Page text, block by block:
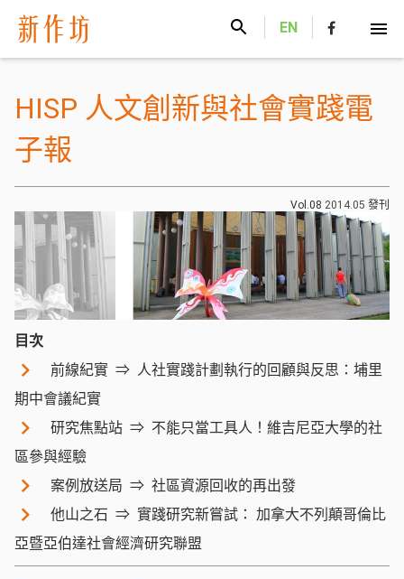
EN
HISP 人文創新與社會實踐電
子報
Vol.08 2014.05 發刊
目次
前線紀實
人社實踐計劃執行的回顧與反思：埔里
期中會議紀實
研究焦點站
不能只當工具人！維吉尼亞大學的社
區參與經驗
案例放送局
社區資源回收的再出發
他山之石
實踐研究新嘗試： 加拿大不列顛哥倫比
亞暨亞伯達社會經濟研究聯盟